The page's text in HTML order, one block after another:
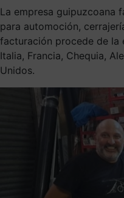
La empresa guipuzcoana
para automoción,
facturación procede de la
Italia, Francia, Chequia,
Unidos.